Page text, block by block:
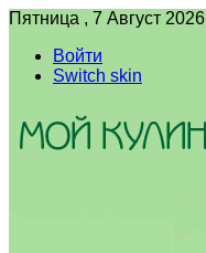
Пятница , 7 Август 2026
Войти
Switch skin